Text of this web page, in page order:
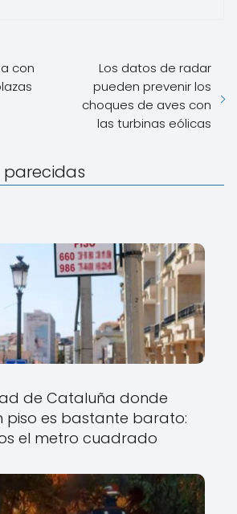
con
Los datos de radar
pueden prevenir los
choques de aves con
las turbinas eólicas
parecidas
de Cataluña donde
piso es bastante barato:
el metro cuadrado